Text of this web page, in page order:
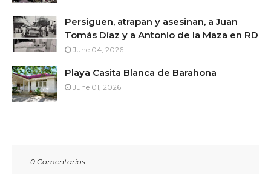
Persiguen, atrapan y asesinan, a Juan
Tomás Díaz y a Antonio de la Maza en RD
June 04, 2026
Playa Casita Blanca de Barahona
June 01, 2026
0 Comentarios